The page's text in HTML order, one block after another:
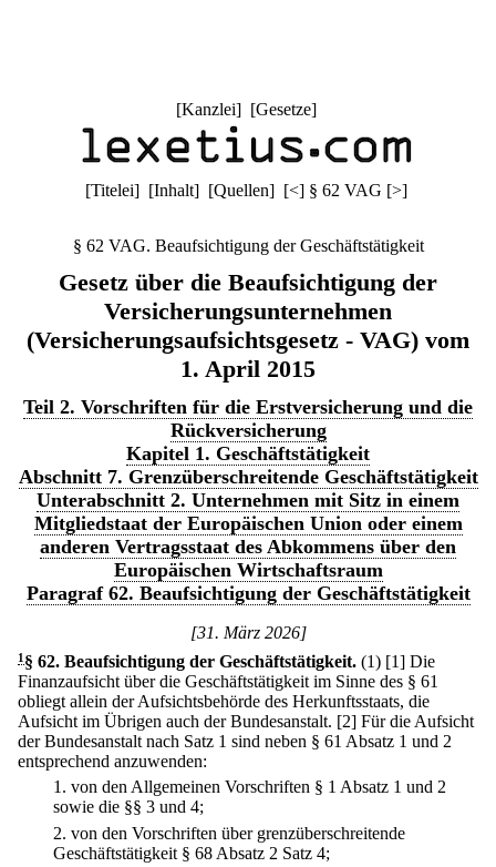
[Kanzlei] [Gesetze]
[Titelei] [Inhalt] [Quellen] [<] § 62 VAG [>]
§ 62 VAG. Beaufsichtigung der Geschäftstätigkeit
Gesetz über die Beaufsichtigung der
Versicherungsunternehmen
(Versicherungsaufsichtsgesetz - VAG) vom
1. April 2015
Teil 2. Vorschriften für die Erstversicherung und die
Rückversicherung
Kapitel 1. Geschäftstätigkeit
Abschnitt 7. Grenzüberschreitende Geschäftstätigkeit
Unterabschnitt 2. Unternehmen mit Sitz in einem
Mitgliedstaat der Europäischen Union oder einem
anderen Vertragsstaat des Abkommens über den
Europäischen Wirtschaftsraum
Paragraf 62. Beaufsichtigung der Geschäftstätigkeit
[31. März 2026]
1 § 62. Beaufsichtigung der Geschäftstätigkeit. (1) [1] Die
Finanzaufsicht über die Geschäftstätigkeit im Sinne des § 61
obliegt allein der Aufsichtsbehörde des Herkunftsstaats, die
Aufsicht im Übrigen auch der Bundesanstalt. [2] Für die Aufsicht
der Bundesanstalt nach Satz 1 sind neben § 61 Absatz 1 und 2
entsprechend anzuwenden:
1. von den Allgemeinen Vorschriften § 1 Absatz 1 und 2
sowie die §§ 3 und 4;
2. von den Vorschriften über grenzüberschreitende
Geschäftstätigkeit § 68 Absatz 2 Satz 4;